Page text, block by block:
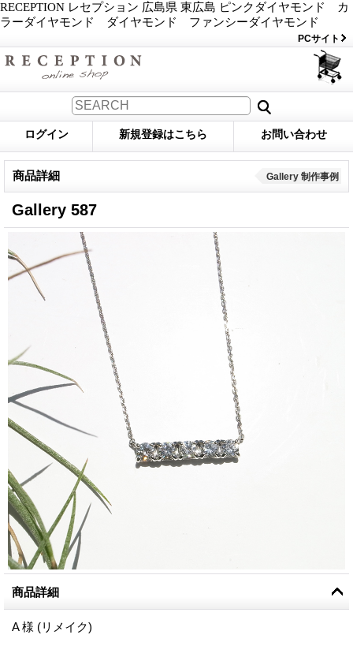
RECEPTION レセプション 広島県 東広島 ピンクダイヤモンド カ
ラーダイヤモンド ダイヤモンド ファンシーダイヤモンド
PCサイト
ログイン 新規登録はこちら お問い合わせ
商品詳細 Gallery 制作事例
Gallery 587
商品詳細
A 様 (リメイク)